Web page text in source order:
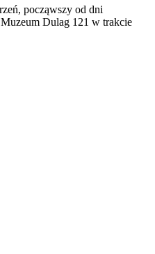
począwszy od dni
Dulag 121 w trakcie